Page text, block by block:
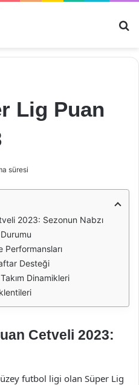
Lig Puan
süresi
2023: Sezonun Nabzı
Performansları
Desteği
Dinamikleri
Cetveli 2023:
futbol ligi olan Süper Lig